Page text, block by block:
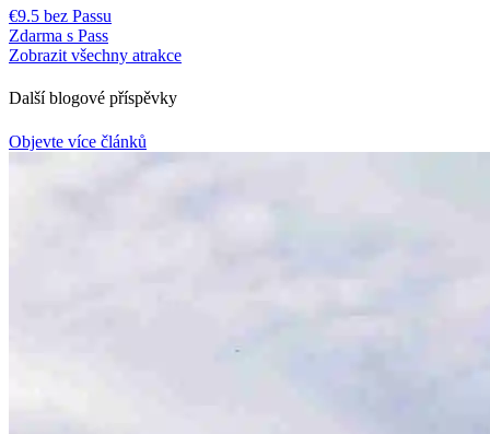
€9.5 bez Passu
Zdarma s Pass
Zobrazit všechny atrakce
Další blogové příspěvky
Objevte více článků